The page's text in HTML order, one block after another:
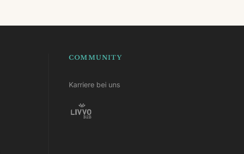
COMMUNITY
Karriere bei uns